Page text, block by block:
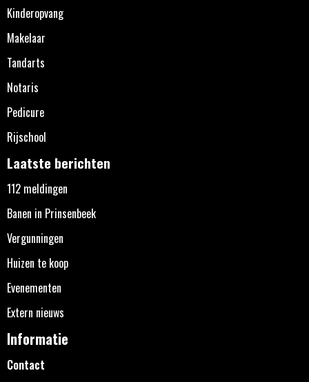
Kinderopvang
Makelaar
Tandarts
Notaris
Pedicure
Rijschool
Laatste berichten
112 meldingen
Banen in Prinsenbeek
Vergunningen
Huizen te koop
Evenementen
Extern nieuws
Informatie
Contact